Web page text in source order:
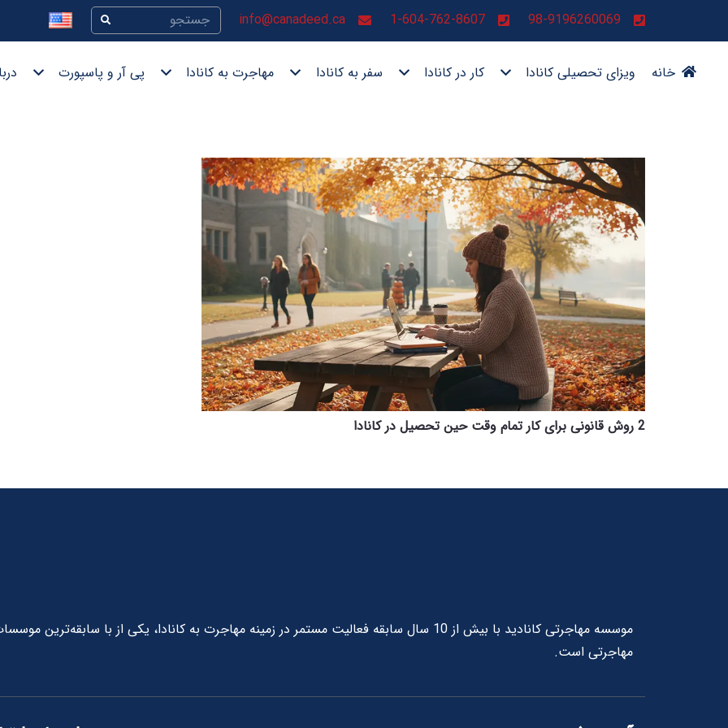
98-9196260069
1-604-762-8607
info@canadeed.ca
خانه ویزای تحصیلی کانادا کار در کانادا سفر به کانادا مهاجرت به کانادا پی آر و پاسپورت
2 روش قانونی برای کار تمام وقت حین تحصیل در کانادا
موسسه مهاجرتی کانادید با بیش از 10 سال سابقه فعالیت مستمر در زمینه مهاجرت به کانادا، یکی از با سابقه‌ترین
مهاجرتی است.